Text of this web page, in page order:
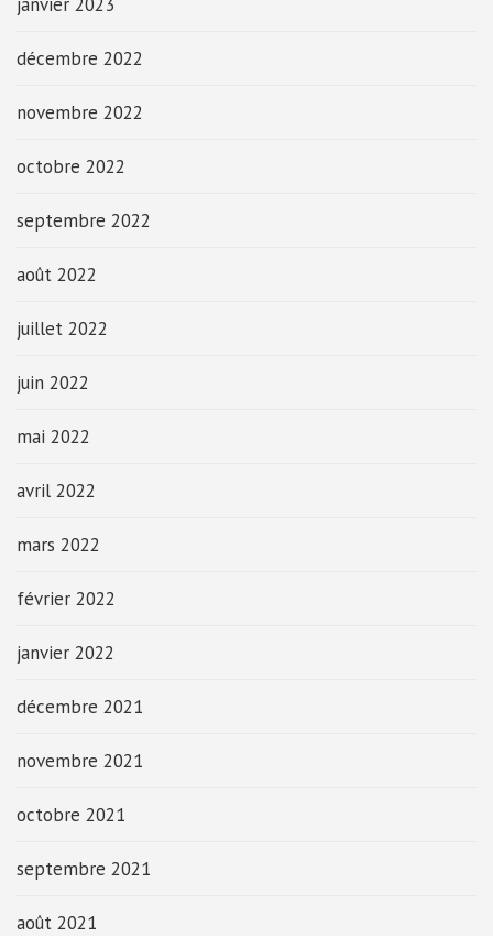
décembre 2022
novembre 2022
octobre 2022
septembre 2022
août 2022
juillet 2022
juin 2022
mai 2022
avril 2022
mars 2022
février 2022
janvier 2022
décembre 2021
novembre 2021
octobre 2021
septembre 2021
août 2021